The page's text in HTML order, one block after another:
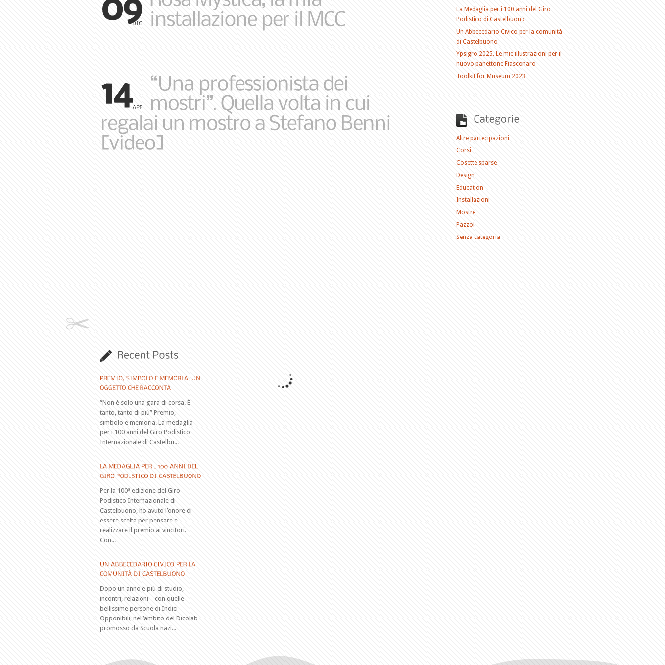
La Medaglia per i 100 anni del Giro
Podistico di Castelbuono
Un Abbecedario Civico per la comunità
di Castelbuono
Ypsigro 2025. Le mie illustrazioni per il
nuovo panettone Fiasconaro
Toolkit for Museum 2023
Altre partecipazioni
Corsi
Cosette sparse
Design
Education
Installazioni
Mostre
Pazzol
Senza categoria
“Non è solo una gara di corsa. È
tanto, tanto di più” Premio,
simbolo e memoria. La medaglia
per i 100 anni del Giro Podistico
Internazionale di Castelbu...
Per la 100ª edizione del Giro
Podistico Internazionale di
Castelbuono, ho avuto l’onore di
essere scelta per pensare e
realizzare il premio ai vincitori.
Con...
Dopo un anno e più di studio,
incontri, relazioni – con quelle
bellissime persone di Indici
Opponibili, nell’ambito del Dicolab
promosso da Scuola nazi...